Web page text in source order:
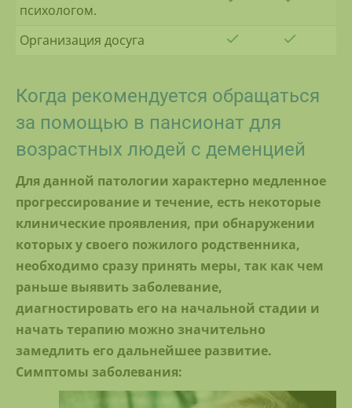
психологом.
Организация досуга
Когда рекомендуется обращаться
за помощью в пансионат для
возрастных людей с деменцией
Для данной патологии характерно медленное
прогрессирование и течение, есть некоторые
клинические проявления, при обнаружении
которых у своего пожилого родственника,
необходимо сразу принять меры, так как чем
раньше выявить заболевание,
диагностировать его на начальной стадии и
начать терапию можно значительно
замедлить его дальнейшее развитие.
Симптомы заболевания: